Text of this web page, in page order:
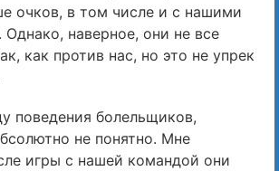
очков, в том числе и с нашими
Однако, наверное, они не все
как против нас, но это не упрек
поведения болельщиков,
не понятно. Мне
игры с нашей командой они